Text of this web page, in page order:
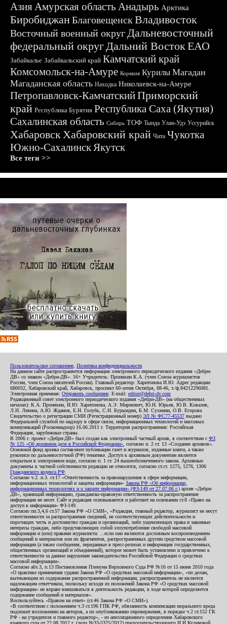
АзияАмурская область Анадырь Арктика
БиробиджанБлаговещенскВладивосток
Восточный военный округДальневосточный
федеральный округДальний ВостокЕАО
Забайкалье Забайкальский край Камчатский край
Комсомольск-на-Амуре Корякия Курилы Магадан
Магаданская область Находка Николаевск-на-Амуре
Петропавловск-КамчатскийПриморский
край Республика Бурятия Республика Саха (Якутия)
Сахалинская область Сибирь ТОФ Тында Улан-Удэ Уссурийск
ХабаровскХабаровский край Чита Чукотка
Южно-СахалинскЯкутск
Все теги >>
Пользовательское соглашение Политика конфиденциальности
На данном сайте распространяется информация электронного периодического издания «Дебри-
ДВ» со знаком «Дебри-ДВ». 16+ Учредитель: Пронякин К.А. (член Союза журналистов
России, член Союза писателей России). Главный редактор: Харитонова И.Ю. Адрес редакции:
680032, Хабаровский край, Хабаровск, проспект 60-летия Октября, 88-46, т./ф.84212296081.
Электронная приемная: Отправить сообщение . E-mail: editor@debri-dv.com
Редакционный совет электронного периодического издания «Дебри-ДВ» (на общественных
началах): К.А. Пронякин, И.Ю. Харитонова, А.Э. Мирмович, Ю.Н. Юрьев, Ю.В. Ковалев,
Л.Н. Левина, А.Ю. Жданов, Е.Н. Голубь, С.Н. Бурындин, Б.М. Сухинин, О.В. Егорова
Свидетельство о регистрации СМИ (Регистрационный номер) ЭЛ № ФС77-45537 выдано
Федеральной службой по надзору в сфере связи, информационных технологий и массовых
коммуникаций (Роскомнадзор) 16.06.2011 г. Территория распространения: Российская
Федерация, зарубежные страны.
В 2006 г. проект «Дебри-ДВ» был создан как электронный частный архив, в соответствии с ФЗ
№ 125 «Об архивном деле в Российской Федерации» , согласно п. 2 ст. 13 «Создание архивов».
Основной фонд архива составляют публикации газет и журналов, изданные книги, а также
рукописи по дальневосточной (РФ) тематике. Доступ к архивным документам является
открытым в электронном виде, согласно п. 1 ст. 24 вышеобозначенного закона. Архивные
документы к частной собственности редакции не относятся, согласно ст.ст. 1275, 1276, 1306
Гражданского кодекса РФ
Согласно ч.2. п.3. ст.17 «Ответственность за правонарушения в сфере информации,
информационных технологий и защиты информации» Закона РФ «Об информации,
информационных технологиях и о защите информации» (ФЗ-149 от 27.07.06 г.) архив «Дебри-
ДВ», хранящий информацию, гражданско-правовую ответственность за распространение
информации не несет. Сайт и редакция основываются и работают на основании ст.8 «Право на
доступ к информации» ФЗ-149.
Согласно пп.3,4,6 ст.57 Закона РФ «О СМИ», «Редакция, главный редактор, журналист не несут
ответственности за распространение сведений, не соответствующих действительности и
порочащих честь и достоинство граждан и организаций, либо ущемляющих права и законные
интересы граждан, либо представляющих собой злоупотребление свободой массовой
информации и (или) правами журналиста: ...если они являются дословным воспроизведением
сообщений и материалов или их фрагментов, распространенных другим средством массовой
информации (а также сообщения, переданные в пресс-релизах и информация государственных,
общественных организаций и объединений), которое может быть установлено и привлечено к
ответственности за данное нарушение законодательства Российской Федерации о средствах
массовой информации».
Согласно абз.3, п.13 Постановления Пленума Верховного Суда РФ №16 от 15 июня 2010 года
«О практике применения судами Закона РФ «О средствах массовой информации», «по делам,
вытекающим из содержания распространенной информации, распространитель не является
надлежащим ответчиком, поскольку исходя из положений Закона РФ «О средствах массовой
информации» не вправе вмешиваться в деятельность редакции, в ходе которой определяется
содержание сообщений и материалов».
Воспользуйтесь «Правом на ответ» (ст.46 Закона РФ «О СМИ»).
«В соответствии с положением ч.3 ст.196 ГПК РФ, обязанность компенсации морального вреда
подлежит возложению на авторов, а по опубликованию опровержения, в порядке ч.2 ст.152 ГК
РФ - на учредителя и главного редактор», - из апелляционного определения Хабаровского
краевого суда от 22.08.2012 г. (дело №33-5325/2012) председательствующего И.И.Куликовой,